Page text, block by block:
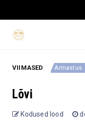
VIIMASEDArmastus
Lõvi
Kodused lood